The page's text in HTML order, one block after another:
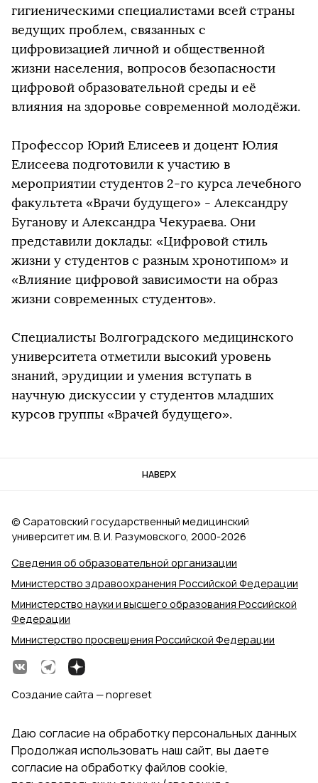
гигиеническими специалистами всей страны
ведущих проблем, связанных с
цифровизацией личной и общественной
жизни населения, вопросов безопасности
цифровой образовательной среды и её
влияния на здоровье современной молодёжи.
Профессор Юрий Елисеев и доцент Юлия
Елисеева подготовили к участию в
мероприятии студентов 2-го курса лечебного
факультета «Врачи будущего» - Александру
Буганову и Александра Чекураева. Они
представили доклады: «Цифровой стиль
жизни у студентов с разным хронотипом» и
«Влияние цифровой зависимости на образ
жизни современных студентов».
Специалисты Волгоградского медицинского
университета отметили высокий уровень
знаний, эрудиции и умения вступать в
научную дискуссии у студентов младших
курсов группы «Врачей будущего».
НАВЕРХ
Сведения об образовательной организации
Министерство здравоохранения Российской Федерации
Министерство науки и высшего образования Российской
Федерации
Министерство просвещения Российской Федерации
© Саратовский государственный медицинский
университет им. В. И. Разумовского, 2000‑2026
Создание сайта — nopreset
Даю согласие на обработку персональных данных
Продолжая использовать наш сайт, вы даете
согласие на обработку файлов cookie,